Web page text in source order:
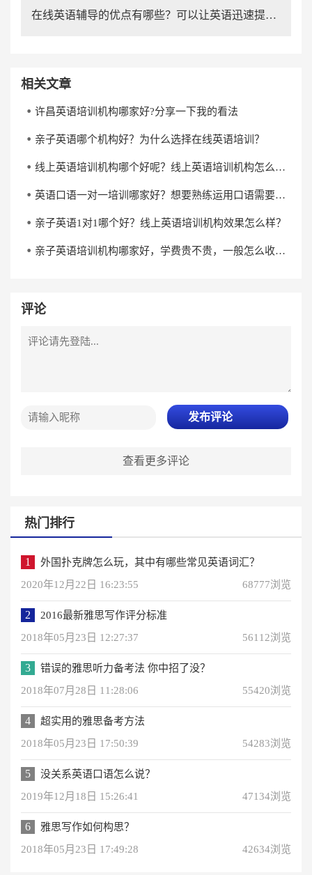
在线英语辅导的优点有哪些？可以让英语迅速提高？
相关文章
许昌英语培训机构哪家好?分享一下我的看法
亲子英语哪个机构好？为什么选择在线英语培训？
线上英语培训机构哪个好呢？线上英语培训机构怎么选？
英语口语一对一培训哪家好？想要熟练运用口语需要多长时间？
亲子英语1对1哪个好？线上英语培训机构效果怎么样？
亲子英语培训机构哪家好，学费贵不贵，一般怎么收费？
评论
发布评论
查看更多评论
热门排行
1
外国扑克牌怎么玩，其中有哪些常见英语词汇？
2020年12月22日 16:23:55
68777浏览
2
2016最新雅思写作评分标准
2018年05月23日 12:27:37
56112浏览
3
错误的雅思听力备考法 你中招了没？
2018年07月28日 11:28:06
55420浏览
4
超实用的雅思备考方法
2018年05月23日 17:50:39
54283浏览
5
没关系英语口语怎么说？
2019年12月18日 15:26:41
47134浏览
6
雅思写作如何构思？
2018年05月23日 17:49:28
42634浏览